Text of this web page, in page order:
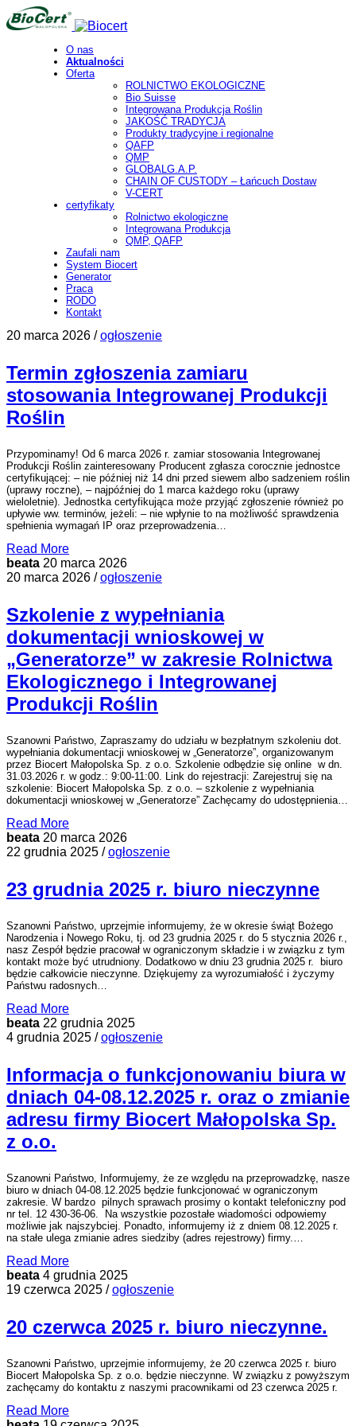
O nas
Aktualności
Oferta
ROLNICTWO EKOLOGICZNE
Bio Suisse
Integrowana Produkcja Roślin
JAKOŚĆ TRADYCJA
Produkty tradycyjne i regionalne
QAFP
QMP
GLOBALG.A.P.
CHAIN OF CUSTODY – Łańcuch Dostaw
V-CERT
certyfikaty
Rolnictwo ekologiczne
Integrowana Produkcja
QMP, QAFP
Zaufali nam
System Biocert
Generator
Praca
RODO
Kontakt
20 marca 2026 /ogłoszenie
Termin zgłoszenia zamiaru
stosowania Integrowanej Produkcji
Roślin
Przypominamy! Od 6 marca 2026 r. zamiar stosowania Integrowanej
Produkcji Roślin zainteresowany Producent zgłasza corocznie jednostce
certyfikującej: – nie później niż 14 dni przed siewem albo sadzeniem roślin
(uprawy roczne), – najpóźniej do 1 marca każdego roku (uprawy
wieloletnie). Jednostka certyfikująca może przyjąć zgłoszenie również po
upływie ww. terminów, jeżeli: – nie wpłynie to na możliwość sprawdzenia
spełnienia wymagań IP oraz przeprowadzenia…
Read More
beata 20 marca 2026
20 marca 2026 /ogłoszenie
Szkolenie z wypełniania
dokumentacji wnioskowej w
„Generatorze” w zakresie Rolnictwa
Ekologicznego i Integrowanej
Produkcji Roślin
Szanowni Państwo, Zapraszamy do udziału w bezpłatnym szkoleniu dot.
wypełniania dokumentacji wnioskowej w „Generatorze”, organizowanym
przez Biocert Małopolska Sp. z o.o. Szkolenie odbędzie się online w dn.
31.03.2026 r. w godz.: 9:00-11:00. Link do rejestracji: Zarejestruj się na
szkolenie: Biocert Małopolska Sp. z o.o. – szkolenie z wypełniania
dokumentacji wnioskowej w „Generatorze” Zachęcamy do udostępnienia…
Read More
beata 20 marca 2026
22 grudnia 2025 /ogłoszenie
23 grudnia 2025 r. biuro nieczynne
Szanowni Państwo, uprzejmie informujemy, że w okresie świąt Bożego
Narodzenia i Nowego Roku, tj. od 23 grudnia 2025 r. do 5 stycznia 2026 r.,
nasz Zespół będzie pracował w ograniczonym składzie i w związku z tym
kontakt może być utrudniony. Dodatkowo w dniu 23 grudnia 2025 r. biuro
będzie całkowicie nieczynne. Dziękujemy za wyrozumiałość i życzymy
Państwu radosnych…
Read More
beata 22 grudnia 2025
4 grudnia 2025 /ogłoszenie
Informacja o funkcjonowaniu biura w
dniach 04-08.12.2025 r. oraz o zmianie
adresu firmy Biocert Małopolska Sp.
z o.o.
Szanowni Państwo, Informujemy, że ze względu na przeprowadzkę, nasze
biuro w dniach 04-08.12.2025 będzie funkcjonować w ograniczonym
zakresie. W bardzo pilnych sprawach prosimy o kontakt telefoniczny pod
nr tel. 12 430-36-06. Na wszystkie pozostałe wiadomości odpowiemy
możliwie jak najszybciej. Ponadto, informujemy iż z dniem 08.12.2025 r.
na stałe ulega zmianie adres siedziby (adres rejestrowy) firmy.…
Read More
beata 4 grudnia 2025
19 czerwca 2025 /ogłoszenie
20 czerwca 2025 r. biuro nieczynne.
Szanowni Państwo, uprzejmie informujemy, że 20 czerwca 2025 r. biuro
Biocert Małopolska Sp. z o.o. będzie nieczynne. W związku z powyższym
zachęcamy do kontaktu z naszymi pracownikami od 23 czerwca 2025 r.
Read More